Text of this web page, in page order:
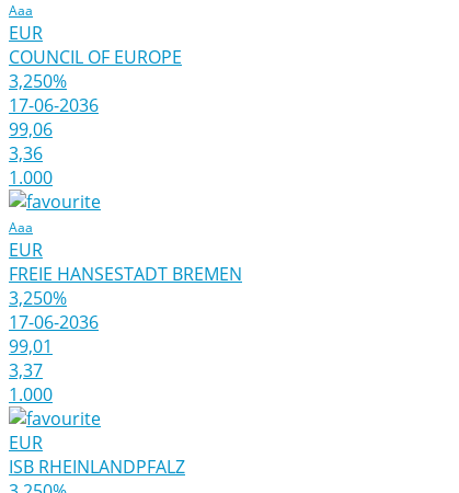
Aaa
EUR
COUNCIL OF EUROPE
3,250%
17-06-2036
99,06
3,36
1.000
Aaa
EUR
FREIE HANSESTADT BREMEN
3,250%
17-06-2036
99,01
3,37
1.000
EUR
ISB RHEINLANDPFALZ